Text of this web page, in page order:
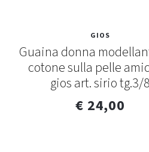
GIOS
Guaina donna
cotone sulla pelle
gios art. sirio tg.3/8
€ 24,00